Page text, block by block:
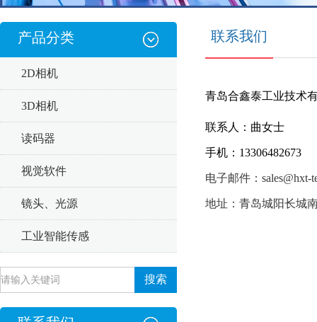
产品分类
2D相机
3D相机
读码器
视觉软件
镜头、光源
工业智能传感
联系我们
青岛合鑫泰工业技术
联系人：曲女士
手机：13306482673
电子邮件：sales@hxt-
地址：青岛城阳长城